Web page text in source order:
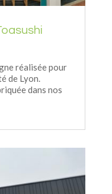
réalisée pour
de Lyon.
dans nos